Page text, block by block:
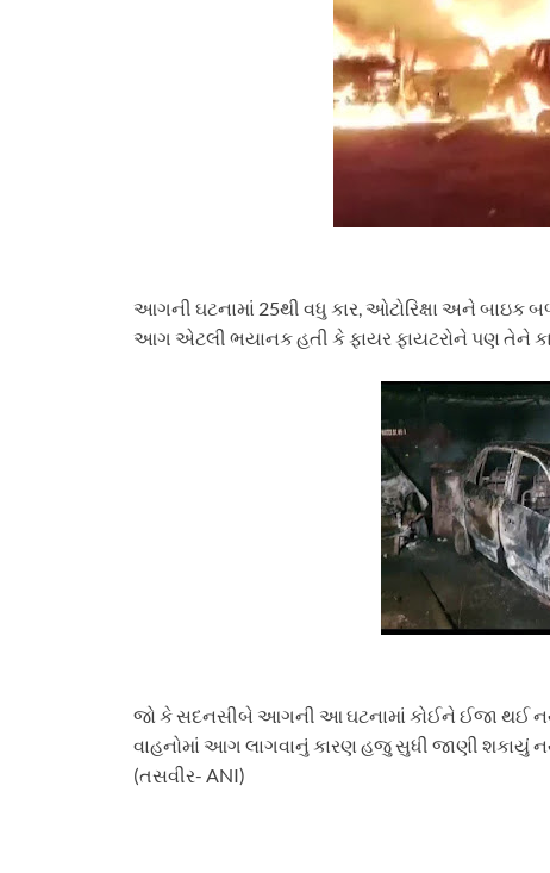
આગની ઘટનામાં 25થી વધુ કાર, ઓટોરિક્ષા અને બાઇક
આગ એટલી ભયાનક હતી કે ફાયર ફાયટરોને પણ તેને
જો કે સદનસીબે આગની આ ઘટનામાં કોઈને ઈજા થઈ
વાહનોમાં આગ લાગવાનું કારણ હજુ સુધી જાણી શકાયું
(તસવીર- ANI)